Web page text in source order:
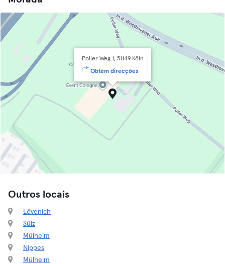
Poller Weg 1, 51149 Köln
Obtém direcções
Outros locais
Lövenich
Sülz
Mülheim
Nippes
Mülheim